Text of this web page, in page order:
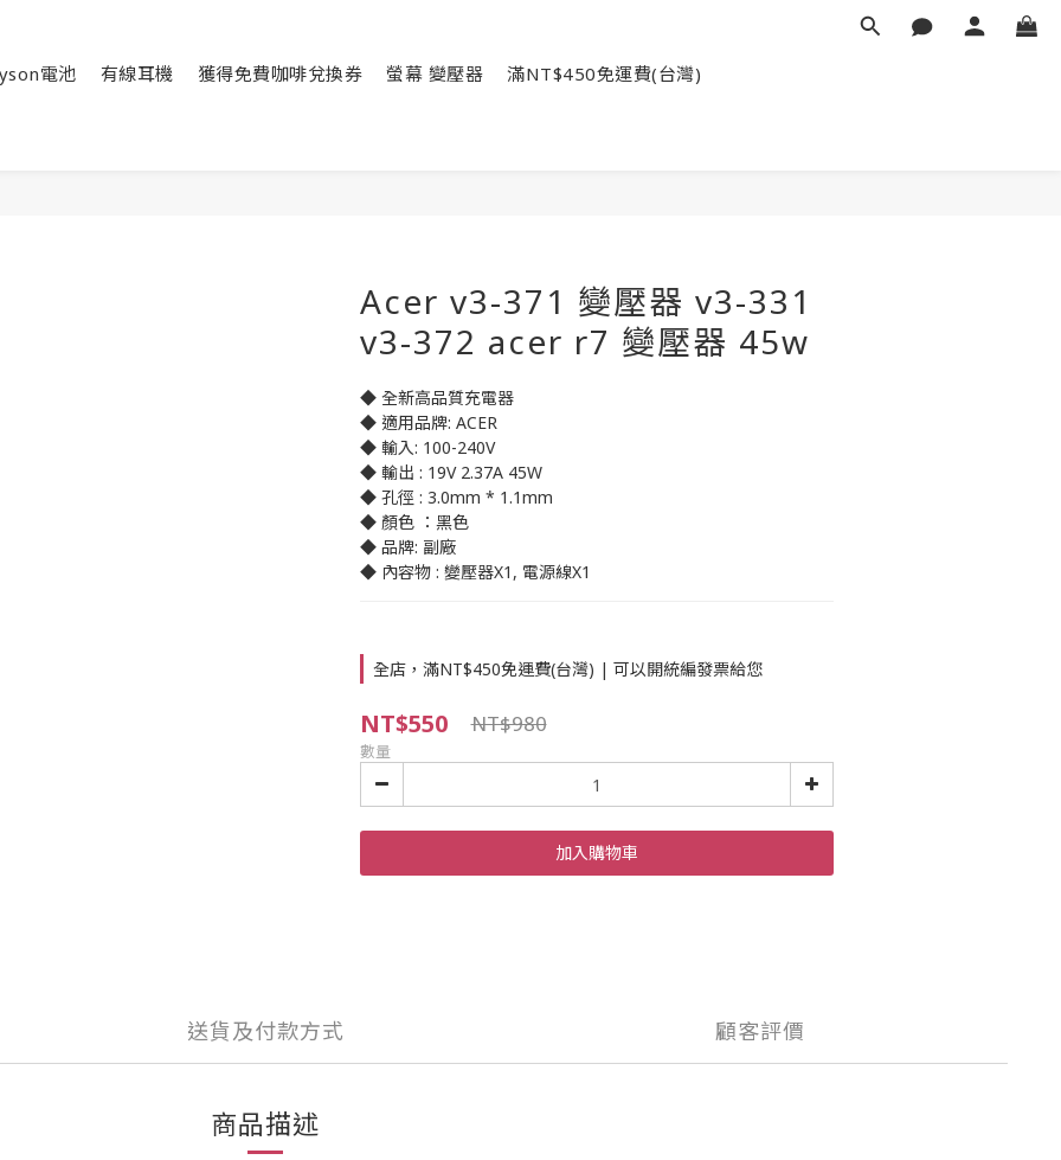
電池 有線耳機 獲得免費咖啡兌換券 螢幕 變壓器 滿NT$450免運費(台灣)
Acer v3-371 變壓器 v3-331
v3-372 acer r7 變壓器 45w
◆ 全新高品質充電器
◆ 適用品牌: ACER
◆ 輸入: 100-240V
◆ 輸出 : 19V 2.37A 45W
◆ 孔徑 : 3.0mm * 1.1mm
◆ 顏色 ：黑色
◆ 品牌: 副廠
◆ 內容物 : 變壓器X1, 電源線X1
全店，滿NT$450免運費(台灣) | 可以開統編發票給您
NT$550 NT$980
數量
加入購物車
送貨及付款方式 顧客評價
商品描述